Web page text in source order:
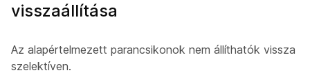
visszaállítása
Az alapértelmezett parancsikonok nem állíthatók vissza
szelektíven.